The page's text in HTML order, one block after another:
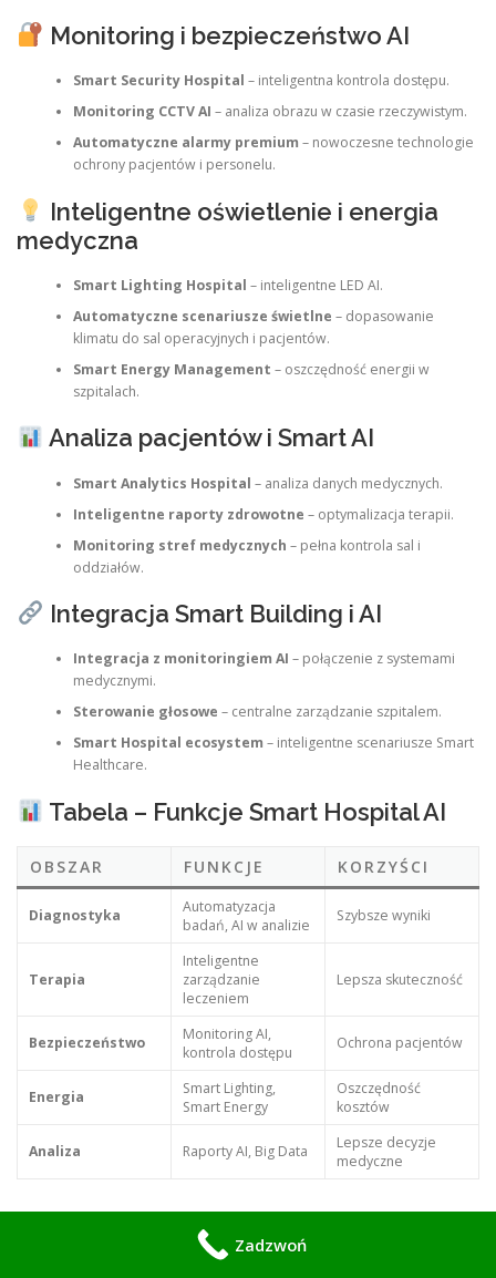
Monitoring i bezpieczeństwo AI
Smart Security Hospital – inteligentna kontrola dostępu.
Monitoring CCTV AI – analiza obrazu w czasie rzeczywistym.
Automatyczne alarmy premium – nowoczesne technologie
ochrony pacjentów i personelu.
Inteligentne oświetlenie i energia
medyczna
Smart Lighting Hospital – inteligentne LED AI.
Automatyczne scenariusze świetlne – dopasowanie
klimatu do sal operacyjnych i pacjentów.
Smart Energy Management – oszczędność energii w
szpitalach.
Analiza pacjentów i Smart AI
Smart Analytics Hospital – analiza danych medycznych.
Inteligentne raporty zdrowotne – optymalizacja terapii.
Monitoring stref medycznych – pełna kontrola sal i
oddziałów.
Integracja Smart Building i AI
Integracja z monitoringiem AI – połączenie z systemami
medycznymi.
Sterowanie głosowe – centralne zarządzanie szpitalem.
Smart Hospital ecosystem – inteligentne scenariusze Smart
Healthcare.
Tabela – Funkcje Smart Hospital AI
OBSZAR FUNKCJE KORZYŚCI
Diagnostyka
Automatyzacja
badań, AI w analizie
Szybsze wyniki
Terapia
Inteligentne
zarządzanie
leczeniem
Lepsza skuteczność
Bezpieczeństwo
Monitoring AI,
kontrola dostępu
Ochrona pacjentów
Energia
Smart Lighting,
Smart Energy
Oszczędność
kosztów
Analiza Raporty AI, Big Data
Lepsze decyzje
medyczne
Lokalne lokalizacje – Warszawa i
Zadzwoń